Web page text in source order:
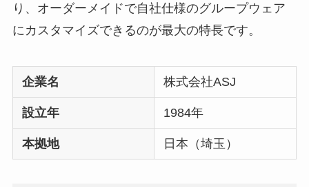
り、オーダーメイドで自社仕様のグループウェア
にカスタマイズできるのが最大の特長です。
企業名 株式会社ASJ
設立年 1984年
本拠地 日本（埼玉）